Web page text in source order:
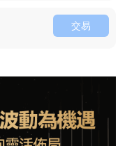
交易